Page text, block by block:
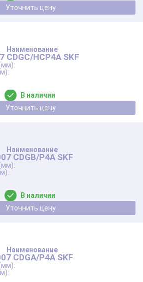
Уточнить цену
CDGC/HCP4A SKF
В наличии
Уточнить цену
CDGB/P4A SKF
В наличии
Уточнить цену
CDGA/P4A SKF